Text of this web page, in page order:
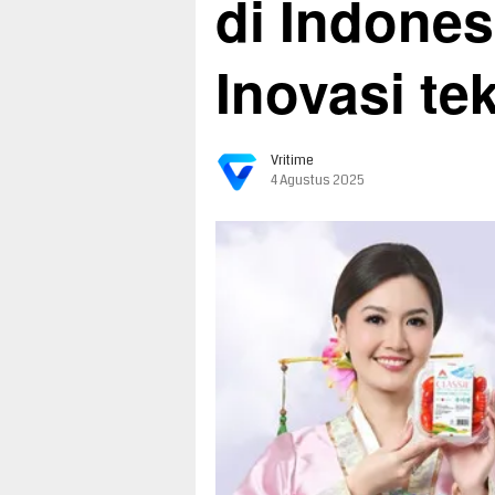
di
Inovasi
Vritime
4 Agustus 2025